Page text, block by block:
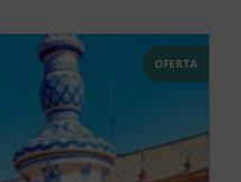
OFERTA